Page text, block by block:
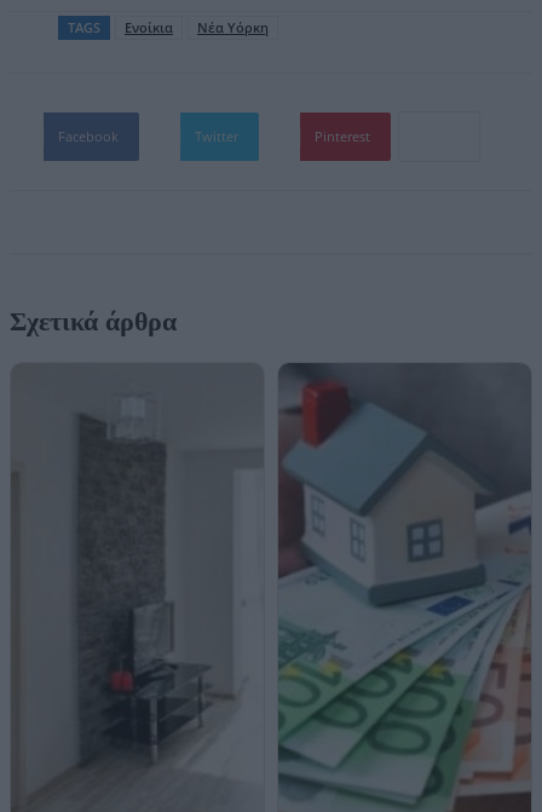
TAGS Ενοίκια Νέα Υόρκη
Facebook Twitter Pinterest
Σχετικά άρθρα